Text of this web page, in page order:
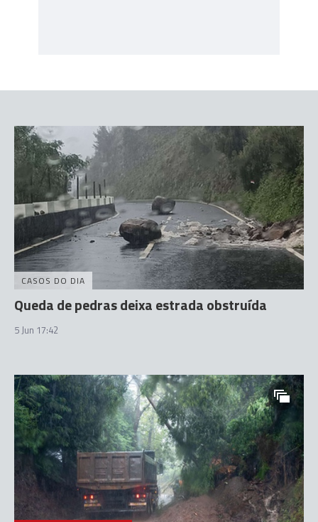
CASOS DO DIA
Queda de pedras deixa estrada obstruída
5 Jun 17:42